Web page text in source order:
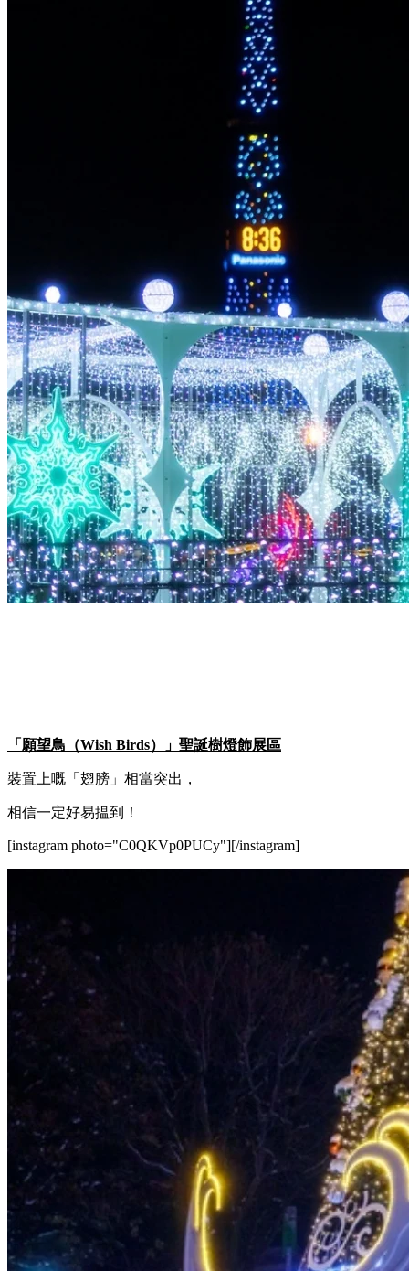
「願望鳥（Wish Birds）」聖誕樹燈飾展區
裝置上嘅「翅膀」相當突出，
相信一定好易揾到！
[instagram photo="C0QKVp0PUCy"][/instagram]